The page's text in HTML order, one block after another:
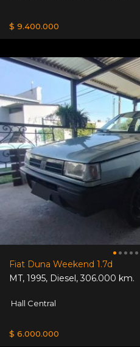
$ 9.400.000
Fiat Duna Weekend 1.7d
MT, 1995, Diesel,306.000 km.
Hall Central
$ 6.000.000